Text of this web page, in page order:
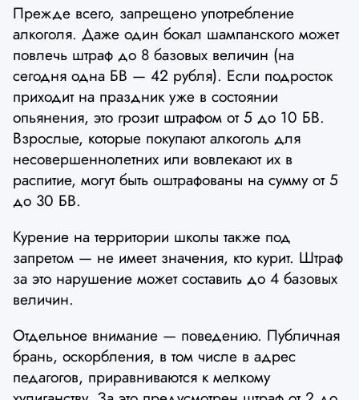
Прежде всего, запрещено употребление
алкоголя. Даже один бокал шампанского может
повлечь штраф до 8 базовых величин (на
сегодня одна БВ — 42 рубля). Если подросток
приходит на праздник уже в состоянии
опьянения, это грозит штрафом от 5 до 10 БВ.
Взрослые, которые покупают алкоголь для
несовершеннолетних или вовлекают их в
распитие, могут быть оштрафованы на сумму от 5
до 30 БВ.
Курение на территории школы также под
запретом — не имеет значения, кто курит. Штраф
за это нарушение может составить до 4 базовых
величин.
Отдельное внимание — поведению. Публичная
брань, оскорбления, в том числе в адрес
педагогов, приравниваются к мелкому